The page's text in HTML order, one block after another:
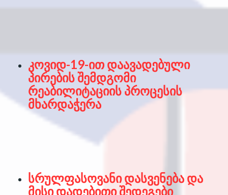
კოვიდ-19-ით დაავადებული
პირების შემდგომი
რეაბილიტაციის პროცესის
მხარდაჭერა
სრულფასოვანი დასვენება და
მისი დადებითი შედეგები